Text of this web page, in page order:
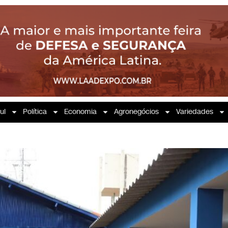
Política Economia Agronegócios Variedades